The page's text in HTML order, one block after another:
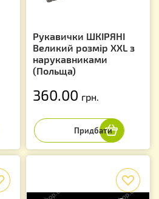
Рукавички ШКІРЯНІ
Великий розмір XXL з
нарукавниками
(Польща)
360.00 грн.